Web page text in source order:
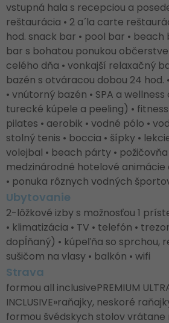
vstupná hala s recepciou a
reštaurácia • 2 a´la carte
hod. snack bar • pool bar •
bar s bohatou ponukou
celého dňa • vonkajší relaxačný
bazén s otváracou dobou 24 hod.
• vnútorný bazén • SPA a
turecké kúpele a peeling) •
pilates • aerobik • vodné pólo •
stolný tenis • boccia • šípky •
volejbal • beach párty •
medzinárodné hotelové
• ponuka rôznych vodných
Ubytovanie
2-lôžkové izby s možnosťou 1
• klimatizácia • TV • telefón •
dopĺňaný) • kúpeľňa so sprchou,
sušičom na vlasy • balkón • wifi
Strava
formou all inclusivePREMIUM
INCLUSIVE»raňajky, neskoré
formou švédskych stolov vrátane